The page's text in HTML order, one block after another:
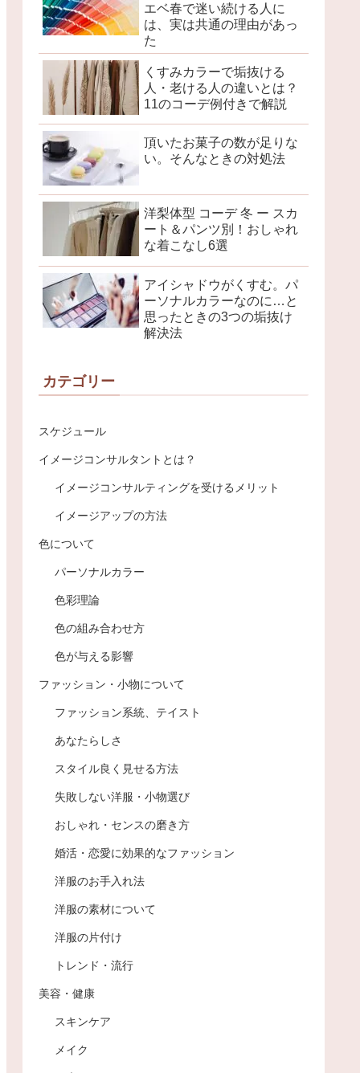
エベ春で迷い続ける人に
は、実は共通の理由があっ
た
くすみカラーで垢抜ける
人・老ける人の違いとは？
11のコーデ例付きで解説
頂いたお菓子の数が足りな
い。そんなときの対処法
洋梨体型 コーデ 冬 ー スカ
ート＆パンツ別！おしゃれ
な着こなし6選
アイシャドウがくすむ。パ
ーソナルカラーなのに…と
思ったときの3つの垢抜け
解決法
カテゴリー
スケジュール
イメージコンサルタントとは？
イメージコンサルティングを受けるメリット
イメージアップの方法
色について
パーソナルカラー
色彩理論
色の組み合わせ方
色が与える影響
ファッション・小物について
ファッション系統、テイスト
あなたらしさ
スタイル良く見せる方法
失敗しない洋服・小物選び
おしゃれ・センスの磨き方
婚活・恋愛に効果的なファッション
洋服のお手入れ法
洋服の素材について
洋服の片付け
トレンド・流行
美容・健康
スキンケア
メイク